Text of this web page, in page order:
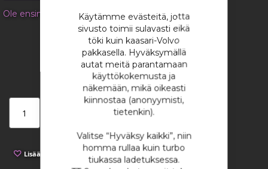
Käytämme evästeitä, jotta
sivusto toimii sulavasti eikä
töki kuin kaasari-Volvo
pakkasella. Hyväksymällä
autat meitä parantamaan
käyttökokemusta ja
näkemään, mikä oikeasti
kiinnostaa (anonyymisti,
tietenkin).
Valitse “Hyväksy kaikki”, niin
homma rullaa kuin turbo
tiukassa ladetuksessa.
Ole ensimmäinen tuotteen arvostelija
/ kappale
2 403,33 €
Lisää ostoskoriin
Lisää toivelistaan Lisää vertailuun